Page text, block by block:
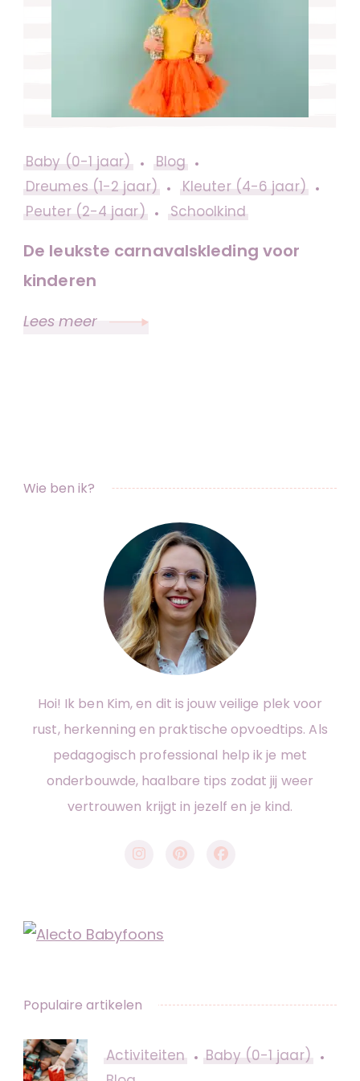
Baby (0-1 jaar)
Blog
Dreumes (1-2 jaar)
Kleuter (4-6 jaar)
Peuter (2-4 jaar)
Schoolkind
De leukste carnavalskleding voor
kinderen
Lees meer
Wie ben ik?
Hoi! Ik ben Kim, en dit is jouw veilige plek voor
rust, herkenning en praktische opvoedtips. Als
pedagogisch professional help ik je met
onderbouwde, haalbare tips zodat jij weer
vertrouwen krijgt in jezelf en je kind.
Populaire artikelen
Activiteiten
Baby (0-1 jaar)